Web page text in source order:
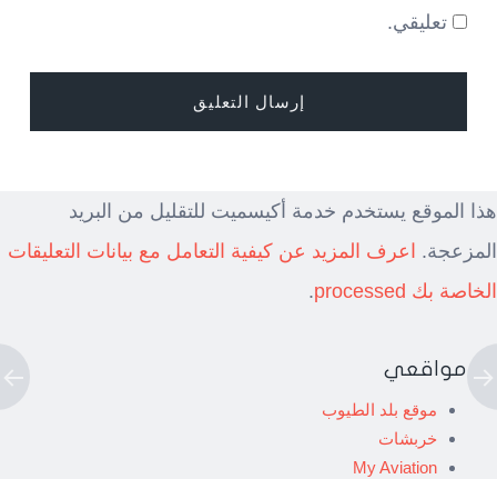
تعليقي.
هذا الموقع يستخدم خدمة أكيسميت للتقليل من البريد
المزعجة.
اعرف المزيد عن كيفية التعامل مع بيانات التعليقات
الخاصة بك processed
.
مواقعي
موقع بلد الطيوب
خربشات
My Aviation